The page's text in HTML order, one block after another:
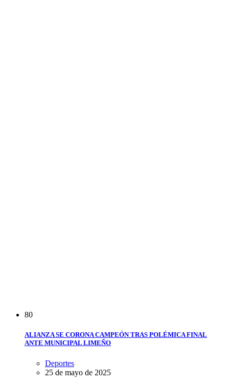
80
ALIANZA SE CORONA CAMPEÓN TRAS POLÉMICA FINAL
ANTE MUNICIPAL LIMEÑO
Deportes
25 de mayo de 2025